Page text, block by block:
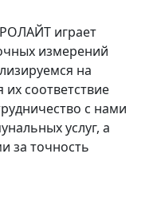
играет
измерений
на
их соответствие
с нами
услуг, а
за точность